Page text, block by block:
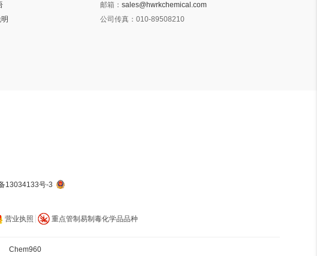
邮箱： sales@hwrkchemical.com
公司传真： 010-89508210
13034133号-3
营业执照 重点管制易制毒化学品品种
Chem960